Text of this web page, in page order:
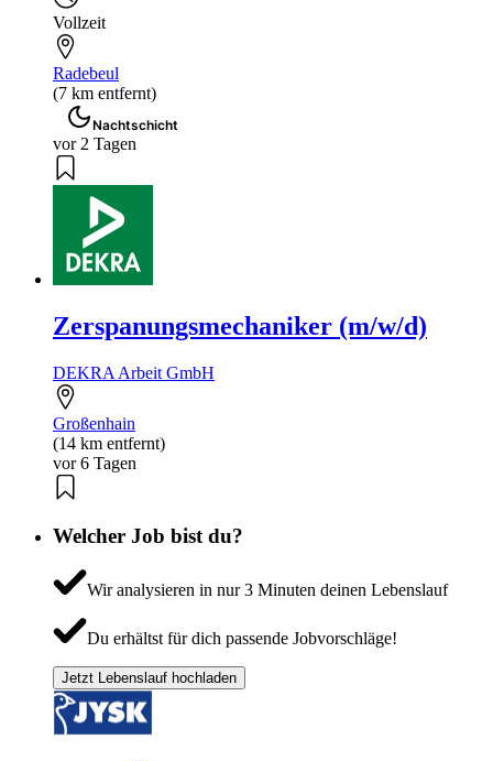
Vollzeit
Radebeul
(7 km entfernt)
Nachtschicht
vor 2 Tagen
Zerspanungsmechaniker (m/w/d)
DEKRA Arbeit GmbH
Großenhain
(14 km entfernt)
vor 6 Tagen
Welcher Job bist du?
Wir analysieren in nur 3 Minuten deinen Lebenslauf
Du erhältst für dich passende Jobvorschläge!
Jetzt Lebenslauf hochladen